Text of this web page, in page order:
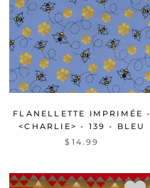
FLANELLETTE IMPRIMÉE -
<CHARLIE> - 139 - BLEU
$14.99